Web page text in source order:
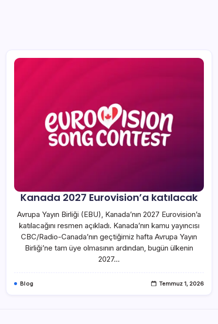
Kanada 2027 Eurovision’a katılacak
Avrupa Yayın Birliği (EBU), Kanada’nın 2027 Eurovision’a
katılacağını resmen açıkladı. Kanada’nın kamu yayıncısı
CBC/Radio-Canada’nın geçtiğimiz hafta Avrupa Yayın
Birliği’ne tam üye olmasının ardından, bugün ülkenin
2027…
Blog Temmuz 1, 2026